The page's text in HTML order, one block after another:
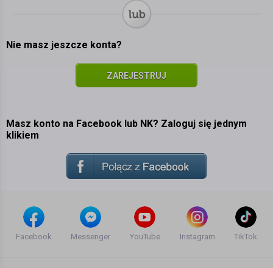
Nie masz jeszcze konta?
ZAREJESTRUJ
Masz konto na Facebook lub NK? Zaloguj się jednym
klikiem
Facebook Messenger YouTube Instagram TikTok